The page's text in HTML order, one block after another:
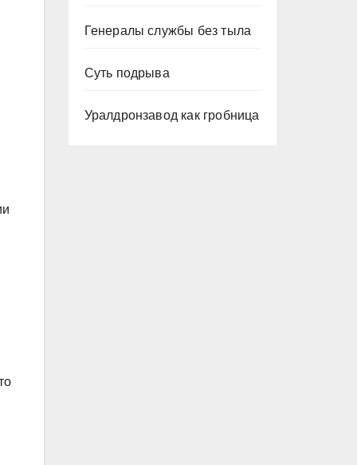
Генералы службы без тыла
Суть подрыва
Уралдронзавод как гробница